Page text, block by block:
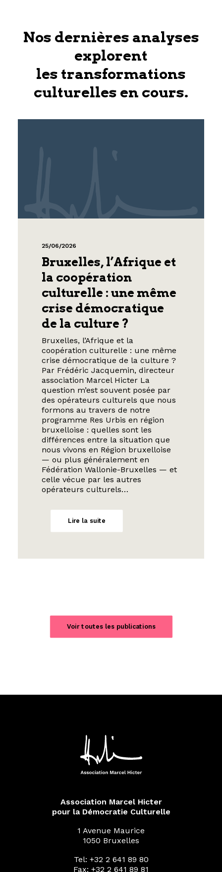
Nos dernières analyses
explorent
les transformations
culturelles en cours.
25/06/2026
Bruxelles, l’Afrique et
la coopération
culturelle : une même
crise démocratique
de la culture ?
Bruxelles, l’Afrique et la
coopération culturelle : une même
crise démocratique de la culture ?
Par Frédéric Jacquemin, directeur
association Marcel Hicter La
question m’est souvent posée par
des opérateurs culturels que nous
formons au travers de notre
programme Res Urbis en région
bruxelloise : quelles sont les
différences entre la situation que
nous vivons en Région bruxelloise
— ou plus généralement en
Fédération Wallonie-Bruxelles — et
celle vécue par les autres
opérateurs culturels…
Lire la suite
Voir toutes les publications
Association Marcel Hicter
pour la Démocratie Culturelle
1 Avenue Maurice
1050 Bruxelles
Tel: +32 2 641 89 80
Fax: +32 2 641 89 81